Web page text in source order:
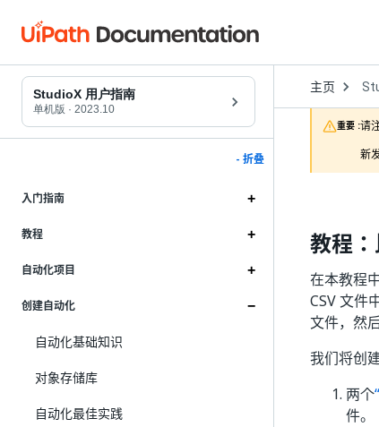
StudioX 用户指南
单机版 · 2023.10
- 折叠
入门指南
教程
自动化项目
创建自动化
自动化基础知识
对象存储库
自动化最佳实践
主页
to
重要 :请
新
教程
在本教程
CSV 文件
文件，然
我们将创
两个
件。